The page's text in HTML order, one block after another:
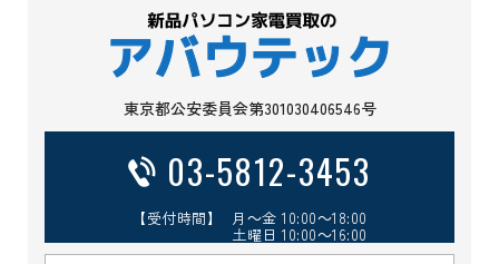
東京都公安委員会第301030406546号
03-5812-3453
【受付時間】 月～金 10:00～18:00
土曜日 10:00～16:00